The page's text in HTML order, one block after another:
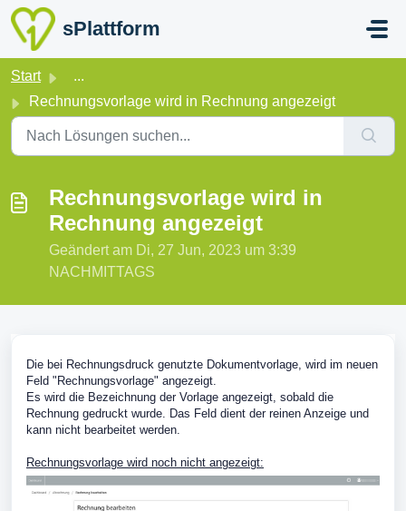
Zum hauptsächlichen Inhalt gehen
sPlattform
Start
...
Rechnungsvorlage wird in Rechnung angezeigt
Rechnungsvorlage wird in
Rechnung angezeigt
Geändert am Di, 27 Jun, 2023 um 3:39
NACHMITTAGS
Die bei Rechnungsdruck genutzte Dokumentvorlage, wird im neuen
Feld "Rechnungsvorlage" angezeigt.
Es wird die Bezeichnung der Vorlage angezeigt, sobald die
Rechnung gedruckt wurde. Das Feld dient der reinen Anzeige und
kann nicht bearbeitet werden.
Rechnungsvorlage wird noch nicht angezeigt: